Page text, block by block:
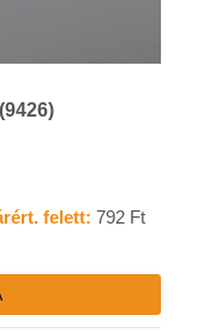
felett: 792 Ft